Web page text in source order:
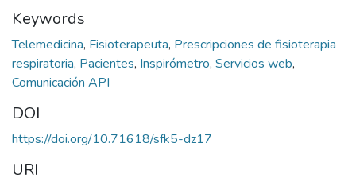
Keywords
Telemedicina, Fisioterapeuta, Prescripciones de fisioterapia
respiratoria, Pacientes, Inspirómetro, Servicios web,
Comunicación API
DOI
https://doi.org/10.71618/sfk5-dz17
URI